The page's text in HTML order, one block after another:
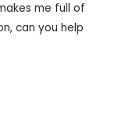
me full of
can you help